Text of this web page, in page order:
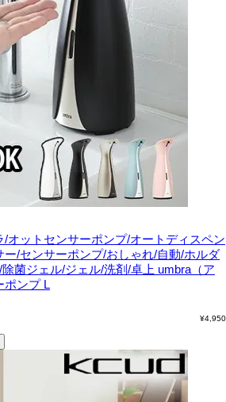
オットセンサーポンプ/オートディスペン
/センサーポンプ/おしゃれ/自動/ホルダ
菌ジェル/ジェル/洗剤/卓上 umbra（ア
ポンプ L
¥4,950